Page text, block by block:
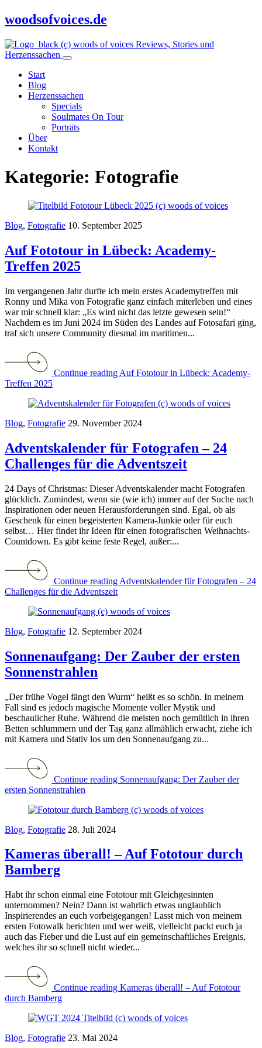
woodsofvoices.de
Reviews, Stories und
Herzenssachen
Start
Blog
Herzenssachen
Specials
Soulmates On Tour
Porträts
Über
Kontakt
Kategorie: Fotografie
Blog, Fotografie 10. September 2025
Auf Fototour in Lübeck: Academy-
Treffen 2025
Im vergangenen Jahr durfte ich mein erstes Academytreffen mit
Ronny und Mika von Fotografie ganz einfach miterleben und eines
war mir schnell klar: „Es wird nicht das letzte gewesen sein!“
Nachdem es im Juni 2024 im Süden des Landes auf Fotosafari ging,
traf sich unsere Community diesmal im maritimen...
Continue reading Auf Fototour in Lübeck: Academy-
Treffen 2025
Blog, Fotografie 29. November 2024
Adventskalender für Fotografen – 24
Challenges für die Adventszeit
24 Days of Christmas: Dieser Adventskalender macht Fotografen
glücklich. Zumindest, wenn sie (wie ich) immer auf der Suche nach
Inspirationen oder neuen Herausforderungen sind. Egal, ob als
Geschenk für einen begeisterten Kamera-Junkie oder für euch
selbst… Hier findet ihr Ideen für einen fotografischen Weihnachts-
Countdown. Es gibt keine feste Regel, außer:...
Continue reading Adventskalender für Fotografen – 24
Challenges für die Adventszeit
Blog, Fotografie 12. September 2024
Sonnenaufgang: Der Zauber der ersten
Sonnenstrahlen
„Der frühe Vogel fängt den Wurm“ heißt es so schön. In meinem
Fall sind es jedoch magische Momente voller Mystik und
beschaulicher Ruhe. Während die meisten noch gemütlich in ihren
Betten schlummern und der Tag ganz allmählich erwacht, ziehe ich
mit Kamera und Stativ los um den Sonnenaufgang zu...
Continue reading Sonnenaufgang: Der Zauber der
ersten Sonnenstrahlen
Blog, Fotografie 28. Juli 2024
Kameras überall! – Auf Fototour durch
Bamberg
Habt ihr schon einmal eine Fototour mit Gleichgesinnten
unternommen? Nein? Dann ist wahrlich etwas unglaublich
Inspirierendes an euch vorbeigegangen! Lasst mich von meinem
ersten Fotowalk berichten und wer weiß, vielleicht packt euch ja
auch das Fieber und die Lust auf ein gemeinschaftliches Ereignis,
welches ihr so schnell nicht wieder...
Continue reading Kameras überall! – Auf Fototour
durch Bamberg
Blog, Fotografie 23. Mai 2024